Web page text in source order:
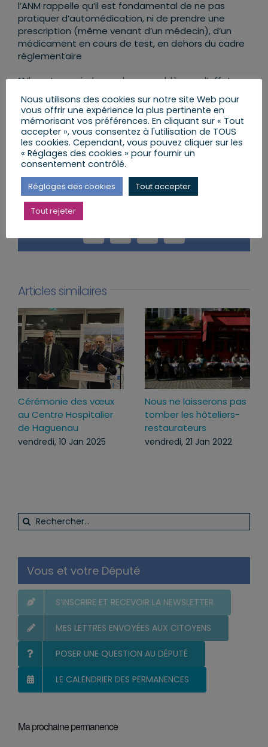
l’ANM rappelle qu’il est fondamental de ne pas
pratiquer d’automédication, ni de prendre une
prescription (même venant d’un médecin), d’un
médicament en cours de test, en dehors du cadre
réglementaire
❌Il peut y avoir de nombreux problèmes d’effets
indésirables sur ces médicaments qu’il est
essentiel de signaler sur :www.signalement-
sante.gouv.fr
🗣« Le personnel soignant mérite toute notre
admiration et toute notre reconnaissance »
Facebook
X LinkedInEmail
Articles similaires
Cérémonie des vœux
au Centre Hospitalier
de Haguenau
vendredi, 10 Jan 2025
Nous ne laisserons pas
tomber les hôteliers-
restaurateurs
vendredi, 21 Jan 2022
Rechercher:
Vous et votre Député
S’INSCRIRE ET RECEVOIR LA NEWSLETTER
MES LETTRES ENVOYÉES AUX CITOYENS
POSER UNE QUESTION AU DÉPUTÉ
LE CALENDRIER DES PERMANENCES
Ma prochaine permanence
Nous utilisons des cookies sur notre site Web pour
vous offrir une expérience la plus pertinente en
mémorisant vos préférences. En cliquant sur « Tout
accepter », vous consentez à l'utilisation de TOUS
les cookies. Cependant, vous pouvez cliquer sur les
« Réglages des cookies » pour fournir un
consentement contrôlé.
Réglages des cookies Tout accepter
Tout rejeter